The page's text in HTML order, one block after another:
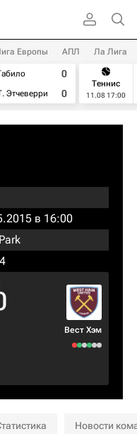
Европы АПЛ Ла Лига
Этчеверри
0
0
Теннис
11.08 17:00
в 16:00
Вест Хэм
Новости